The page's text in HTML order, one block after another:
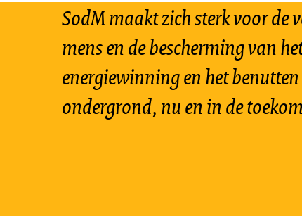
SodM maakt zich sterk voor de
mens en de bescherming van
energiewinning en het
ondergrond, nu en in de